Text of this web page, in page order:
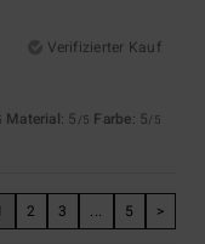
Verifizierter Kauf
Material: 5 /5 Farbe: 5/5
2 3 ... 5 >